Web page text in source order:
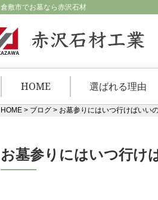
倉敷市でお墓なら赤沢石材
HOME 選ばれる理由
HOME > ブログ > お墓参りにはいつ行けばいい
お墓参りにはいつ行